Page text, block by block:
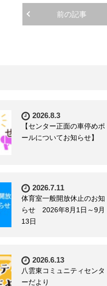
前の記事
2026.8.3
【センター正面の車停めポ
ールについてお知らせ】
2026.7.11
体育室一般開放休止のお知
らせ 2026年8月1日～9月
13日
2026.6.13
八雲東コミュニティセンタ
ーだより